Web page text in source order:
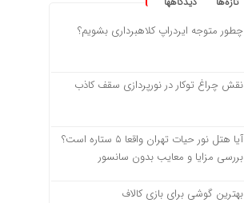
چطور متوجه ایردراپ کلاهبرداری بشویم؟
نقش چراغ توکار در نورپردازی سقف کاذب
آیا هتل نور حیات تهران واقعا ۵ ستاره است؟
بررسی مزایا و معایب بدون سانسور
بهترین گوشی برای بازی کالاف